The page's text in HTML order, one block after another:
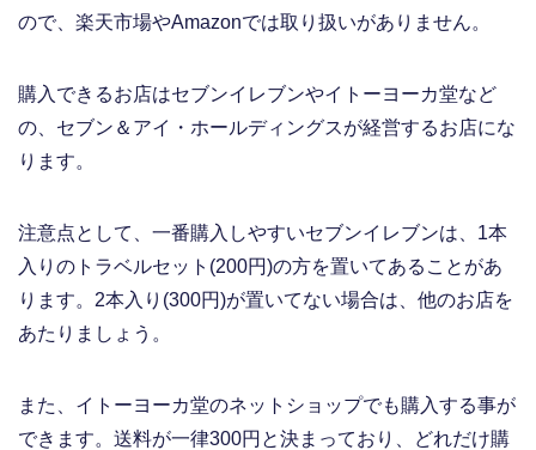
ので、楽天市場やAmazonでは取り扱いがありません。
購入できるお店はセブンイレブンやイトーヨーカ堂など
の、セブン＆アイ・ホールディングスが経営するお店にな
ります。
注意点として、一番購入しやすいセブンイレブンは、1本
入りのトラベルセット(200円)の方を置いてあることがあ
ります。2本入り(300円)が置いてない場合は、他のお店を
あたりましょう。
また、イトーヨーカ堂のネットショップでも購入する事が
できます。送料が一律300円と決まっており、どれだけ購